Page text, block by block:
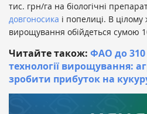
тис. грн/га на біологічні
довгоносика і попелиці. В цілому
вирощування обійдеться сумою
Читайте також: ФАО до 310
технології вирощування:
зробити прибуток на